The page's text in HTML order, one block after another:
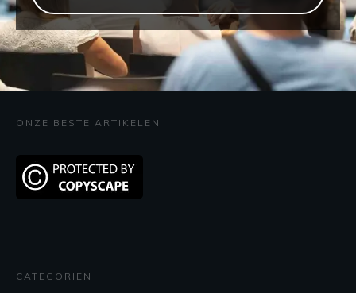
ONZE BESTE ARTIKELEN
CATEGORIEN